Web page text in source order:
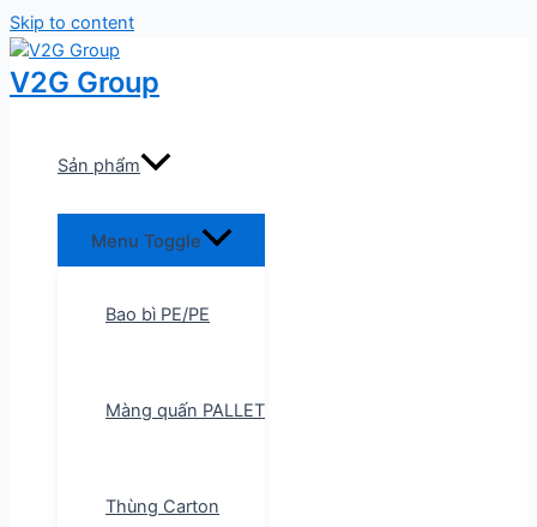
Skip to content
V2G Group
Sản phẩm
Menu Toggle
Bao bì PE/PE
Màng quấn PALLET
Thùng Carton